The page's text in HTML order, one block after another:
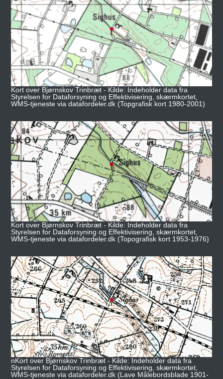
Kort over Bjørnskov Trinbræt - Kilde: Indeholder data fra
Styrelsen for Dataforsyning og Effektivisering, skærmkortet,
WMS-tjeneste via datafordeler.dk (Topgrafisk kort 1980-2001)
Kort over Bjørnskov Trinbræt - Kilde: Indeholder data fra
Styrelsen for Dataforsyning og Effektivisering, skærmkortet,
WMS-tjeneste via datafordeler.dk (Topografisk kort 1953-1976)
nKort over Bjørnskov Trinbræt - Kilde: Indeholder data fra
Styrelsen for Dataforsyning og Effektivisering, skærmkortet,
WMS-tjeneste via datafordeler.dk (Lave Målebordsblade 1901-